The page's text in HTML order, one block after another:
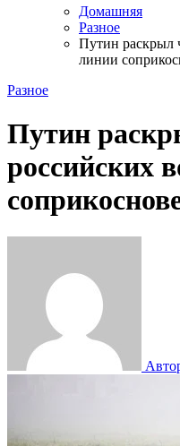
Домашняя
Разное
Путин раскрыл
линии
Разное
Путин
российских